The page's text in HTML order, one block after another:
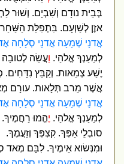
בְּבֵית נודָם וְשִׁבְיָם. וְשׁוּר
אזֶן לְשַׁוְעָם. בִּתְפִלַּת הַשַּׁחַר:
אֲדנָי שְׁמָעָה אֲדנָי סְלָחָה
לְמַעַנְךָ אֱלהַי.וַעֲשֵׂה לְטובָה
יֶשַׁע צְמֵאות. וְקַבֵּץ נִדָּחִים.
אֲשֶׁר מֵרב תְּלָאות. עורָם
אֲדנָי שְׁמָעָה אֲדנָי סְלָחָה
לְמַעַנְךָ אֱלהַי.יֶהֱמוּ רַחֲמֶיךָ.
סובְלֵי אַפְּךָ. קִצְפְּךָ וְזַעֲמֶךָ.
וּמִנְּשׂוא אֵימֶיךָ. לִבָּם מְאד